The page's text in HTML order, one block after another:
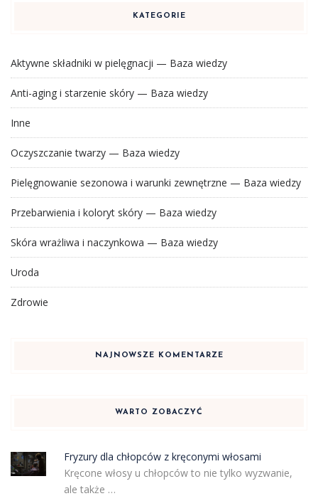
KATEGORIE
Aktywne składniki w pielęgnacji — Baza wiedzy
Anti-aging i starzenie skóry — Baza wiedzy
Inne
Oczyszczanie twarzy — Baza wiedzy
Pielęgnowanie sezonowa i warunki zewnętrzne — Baza wiedzy
Przebarwienia i koloryt skóry — Baza wiedzy
Skóra wrażliwa i naczynkowa — Baza wiedzy
Uroda
Zdrowie
NAJNOWSZE KOMENTARZE
WARTO ZOBACZYĆ
Fryzury dla chłopców z kręconymi włosami
Kręcone włosy u chłopców to nie tylko wyzwanie,
ale także …